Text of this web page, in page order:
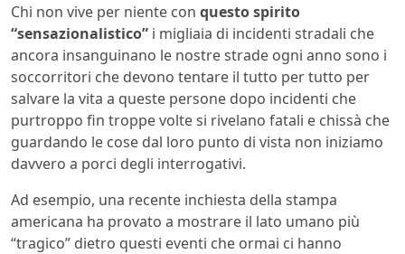
Chi non vive per niente con questo spirito
“sensazionalistico” i migliaia di incidenti stradali che
ancora insanguinano le nostre strade ogni anno sono i
soccorritori che devono tentare il tutto per tutto per
salvare la vita a queste persone dopo incidenti che
purtroppo fin troppe volte si rivelano fatali e chissà che
guardando le cose dal loro punto di vista non iniziamo
davvero a porci degli interrogativi.
Ad esempio, una recente inchiesta della stampa
americana ha provato a mostrare il lato umano più
“tragico” dietro questi eventi che ormai ci hanno